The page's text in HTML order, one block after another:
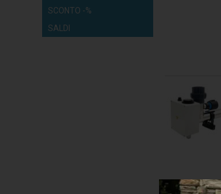
SCONTO -%
SALDI